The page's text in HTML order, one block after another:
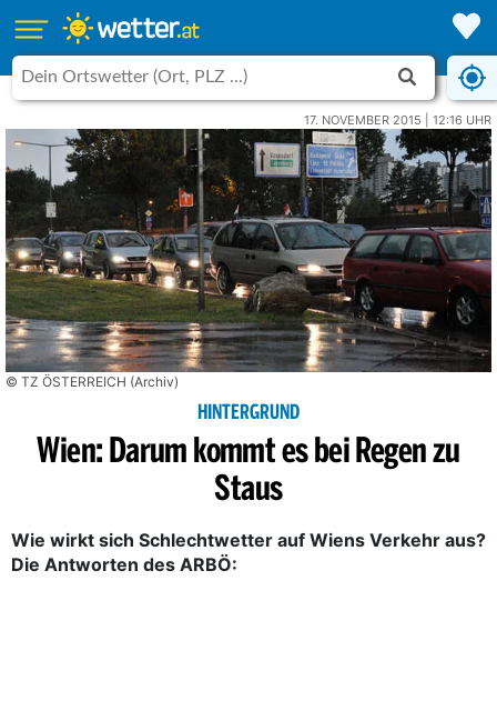
17. NOVEMBER 2015 | 12:16 UHR
© TZ ÖSTERREICH (Archiv)
HINTERGRUND
Wien: Darum kommt es bei Regen zu
Staus
Wie wirkt sich Schlechtwetter auf Wiens Verkehr aus?
Die Antworten des ARBÖ: